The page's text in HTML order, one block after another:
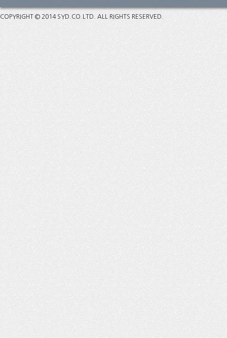
COPYRIGHT © 2014 SYD.CO.LTD. ALL RIGHTS RESERVED.